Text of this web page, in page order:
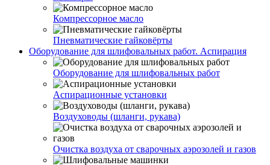
Компрессорное масло
Пневматические гайковёрты
Оборудование для шлифовальных работ. Аспирация
Оборудование для шлифовальных работ
Аспирационные установки
Воздуховоды (шланги, рукава)
Очистка воздуха от сварочных аэрозолей и газов